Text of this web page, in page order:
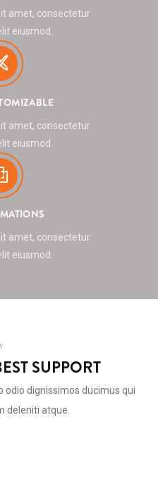
amet, consectetur
eiusmod.
amet, consectetur
eiusmod.
amet, consectetur
eiusmod.
SUPPORT
odio dignissimos ducimus qui
deleniti atque.